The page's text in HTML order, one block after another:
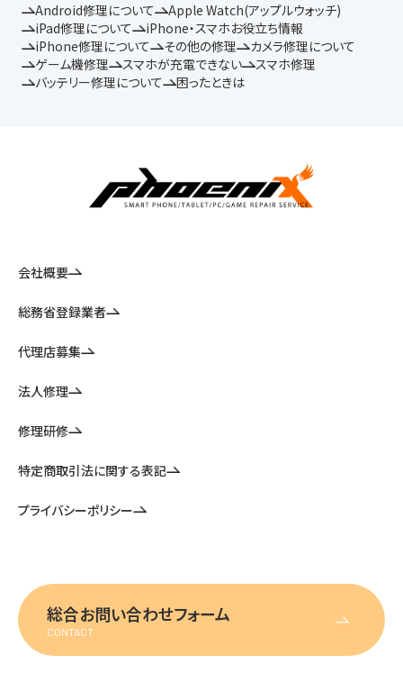
Android修理について
Apple Watch(アップルウォッチ)
iPad修理について
iPhone・スマホお役立ち情報
iPhone修理について
その他の修理
カメラ修理について
ゲーム機修理
スマホが充電できない
スマホ修理
バッテリー修理について
困ったときは
会社概要
総務省登録業者
代理店募集
法人修理
修理研修
特定商取引法に関する表記
プライバシーポリシー
総合お問い合わせフォーム
CONTACT